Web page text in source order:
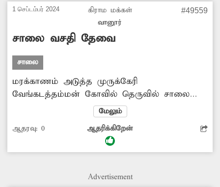
1 செப்டம்பர் 2024
கிராம மக்கள்
வானூர்
#49559
சாலை வசதி தேவை
சாலை
மரக்காணம் அடுத்த முருக்கேரி
வேங்கடத்தம்மன் கோவில் தெருவில் சாலை
வசதி இல்லை. இதனால் மழைக்காலங்களில்
அங்குள்ள சாலை சேறும், சகதியுமாக காட்சி
அளிக்கிறது. இதன் காரணமாக அப்பகுதி
மக்கள் பெரும் சிரமம் அடைந்து வருகின்றனர்.
அதிகாரிகள் நடவடிக்கை எடுக்க வேண்டும்.
மேலும்
ஆதரவு: 0 ஆதரிக்கிறேன்
Advertisement